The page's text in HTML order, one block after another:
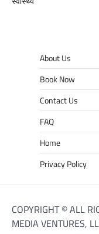
About Us
Book Now
Contact Us
FAQ
Home
Privacy Policy
COPYRIGHT © ALL
MEDIA VENTURES,